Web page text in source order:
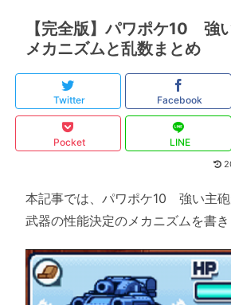
【完全版】パワポケ10 強
メカニズムと乱数まとめ
Twitter Facebook
Pocket LINE
本記事では、パワポケ10 強い主砲
武器の性能決定のメカニズムを書き